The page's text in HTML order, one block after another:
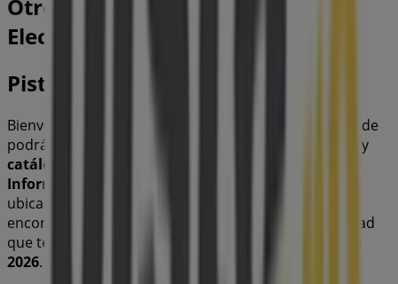
Otros negocios de Informática y
Electrónica en Lleida
Pista Cero
Bienvenido a la tienda de
en Tiendeo, donde
podrás descubrir las mejores
y
catálogos
Informática y Electrónica
ubicada en
encontrarás una amplia gama de productos de calidad
que te permitirán ahorrar durante todo el
2026.